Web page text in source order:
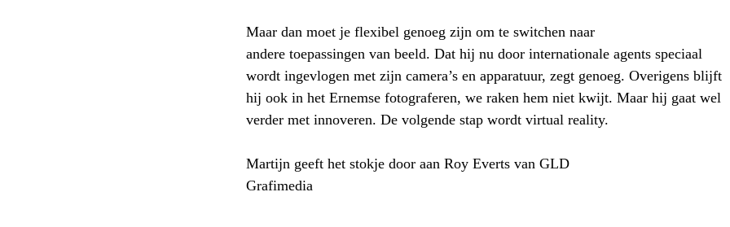
Maar dan moet je flexibel genoeg zijn om te switchen naar
andere toepassingen van beeld. Dat hij nu door internationale agents speciaal
wordt ingevlogen met zijn camera’s en apparatuur, zegt genoeg. Overigens blijft
hij ook in het Ernemse fotograferen, we raken hem niet kwijt. Maar hij gaat wel
verder met innoveren. De volgende stap wordt virtual reality.
Martijn geeft het stokje door aan Roy Everts van GLD
Grafimedia